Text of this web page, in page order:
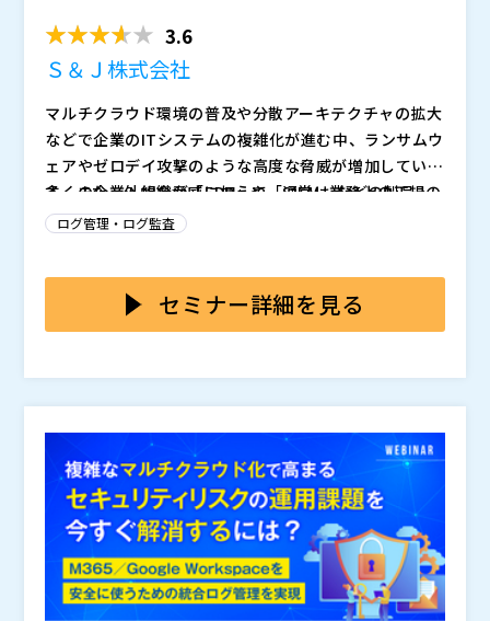
3.6
Ｓ＆Ｊ株式会社
マルチクラウド環境の普及や分散アーキテクチャの拡大
などで企業のITシステムの複雑化が進む中、ランサムウ
ェアやゼロデイ攻撃のような高度な脅威が増加していま
す。また、外的な脅威に加えて、通常は業務上の正規の
権限を持つ従業員による機密情報や個人情報を持ち出す
セキュリティ脅威やマルウェア感染、さらに通常と異な
るトラフィックや行動といった不審な挙動を素早く検
た。
多くの企業・組織が「EDR」や「SIEM」などの製品・
サービスを導入してセキュリティ対策を図っています。
検知することは困難です。そうした背景から、通信トラ
フィックを分析することで、一見正常に見える不審な振
そのNDRの中でも、独自のAIや機械学習を活用してイン
シデント発生時の早急な検知と遮断まで対応できる実績
豊富な「Darktrace」があります。Darktraceは各エン
ドポイントにエージェントをインストールするEDRとは
異なり、ネットワーク全体のトラフィックを監視し
て”いつもと違う”異常を検出します。エージェントを導
入できないOTやIoTといったシステム環境だけでな
く、IaaSやSaaSといったクラウド環境でも脅威の検知
が可能な強力なソリューションです。
中で「Darktraceで検知したアラートの内容が良く分か
らない」「どう対応すべきか分からない、判断がつかな
せん。Darktraceが持つ強みを最大限に発揮するために
は、発生したアラートにいち早く対処する必要がありま
す。 本セミナーでは、サイバー攻撃被害を未然に防止
したい企業・組織の方を対象として開催します。AIや機
械学習の活用で高度な脅威の可視化や不審な挙動の検出
を可能にする特徴を解説するとともに、Darktraceで検
知したインシデントの適切な運用方法を実現するサービ
スをご紹介します。豊富な機能を備えるDarktraceを活
用し、より高度なセキュリティ運用を実現したい方はぜ
ひご参加ください。
ダークトレース・ジャパン株式会社（）
株式会社オープンソース活用研究所（）
マジセミ株式会社（）
※共催、協賛、協力、講演企業は将来的に追加、削除さ
れる可能性があります。
ログ管理・ログ監査
セミナー詳細を見る